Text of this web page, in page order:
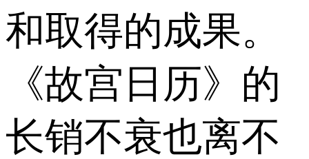
和取得的成果。
《故宫日历》的
长销不衰也离不